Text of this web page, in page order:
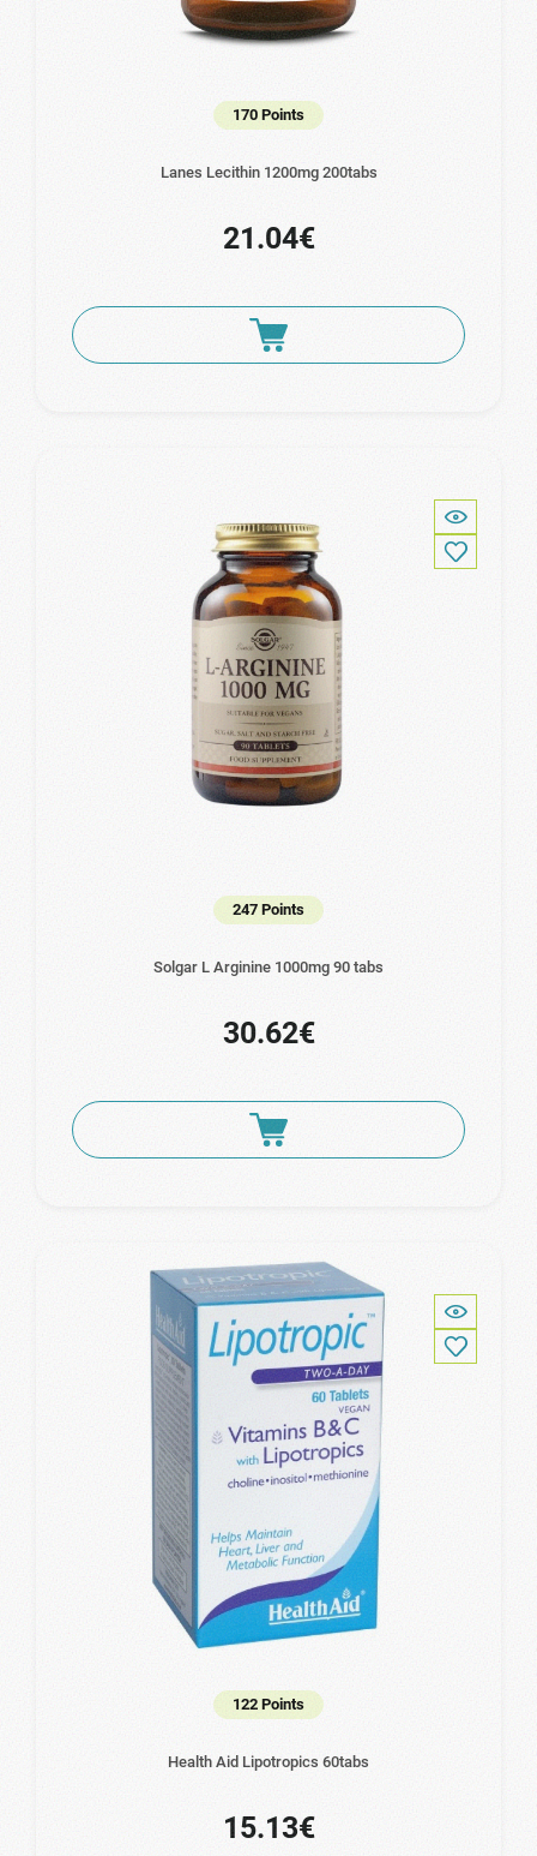
170 Points
Lanes Lecithin 1200mg 200tabs
21.04€
247 Points
Solgar L Arginine 1000mg 90 tabs
30.62€
122 Points
Health Aid Lipotropics 60tabs
15.13€